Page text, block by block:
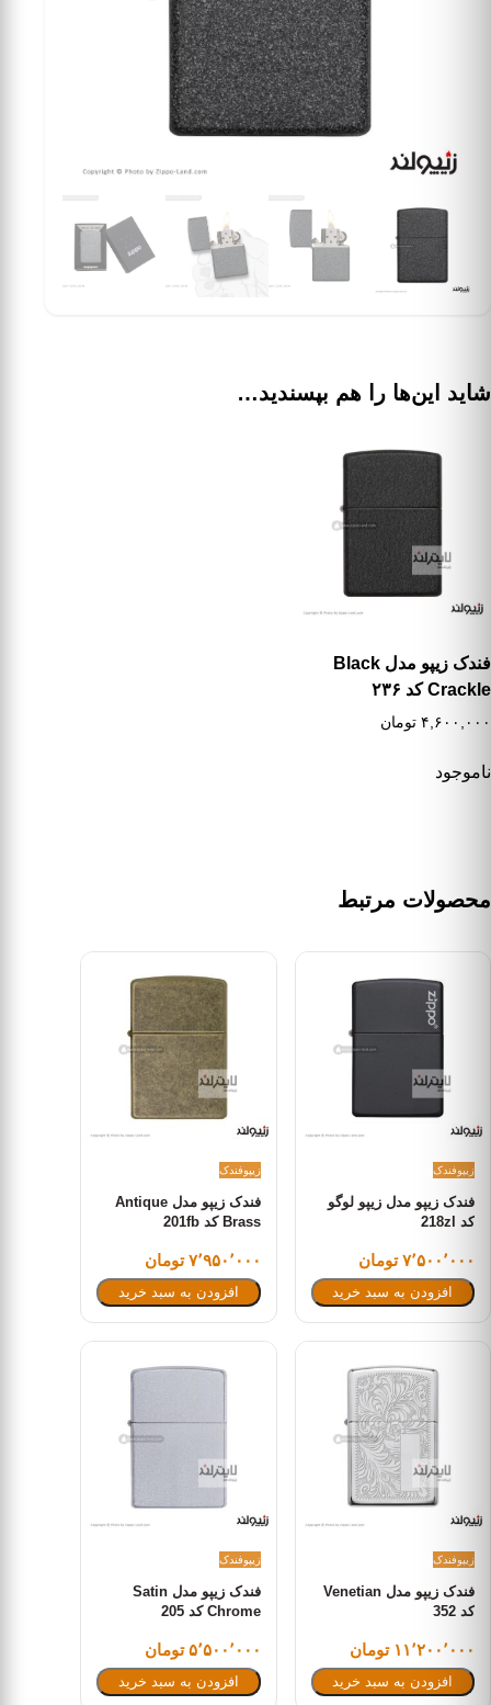
شاید این‌ها را هم بپسندید…
فندک زیپو مدل Black
Crackle کد ۲۳۶
۴,۶۰۰,۰۰۰ تومان
ناموجود
محصولات مرتبط
زیپوفندک
فندک زیپو مدل زیپو لوگو
کد 218zl
۷٬۵۰۰٬۰۰۰ تومان
افزودن به سبد خرید
زیپوفندک
فندک زیپو مدل Antique
Brass کد 201fb
۷٬۹۵۰٬۰۰۰ تومان
افزودن به سبد خرید
زیپوفندک
فندک زیپو مدل Venetian
کد 352
۱۱٬۲۰۰٬۰۰۰ تومان
افزودن به سبد خرید
زیپوفندک
فندک زیپو مدل Satin
Chrome کد 205
۵٬۵۰۰٬۰۰۰ تومان
افزودن به سبد خرید